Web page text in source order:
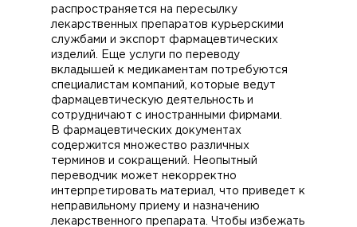
распространяется на пересылку
лекарственных препаратов курьерскими
службами и экспорт фармацевтических
изделий. Еще услуги по переводу
вкладышей к медикаментам потребуются
специалистам компаний, которые ведут
фармацевтическую деятельность и
сотрудничают с иностранными фирмами.
В фармацевтических документах
содержится множество различных
терминов и сокращений. Неопытный
переводчик может некорректно
интерпретировать материал, что приведет к
неправильному приему и назначению
лекарственного препарата. Чтобы избежать